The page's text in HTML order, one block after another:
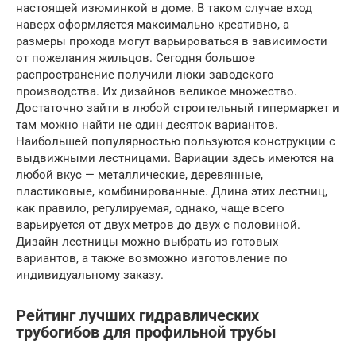
настоящей изюминкой в доме. В таком случае вход
наверх оформляется максимально креативно, а
размеры прохода могут варьироваться в зависимости
от пожелания жильцов. Сегодня большое
распространение получили люки заводского
производства. Их дизайнов великое множество.
Достаточно зайти в любой строительный гипермаркет и
там можно найти не один десяток вариантов.
Наибольшей популярностью пользуются конструкции с
выдвижными лестницами. Вариации здесь имеются на
любой вкус — металлические, деревянные,
пластиковые, комбинированные. Длина этих лестниц,
как правило, регулируемая, однако, чаще всего
варьируется от двух метров до двух с половиной.
Дизайн лестницы можно выбрать из готовых
вариантов, а также возможно изготовление по
индивидуальному заказу.
Рейтинг лучших гидравлических
трубогибов для профильной трубы